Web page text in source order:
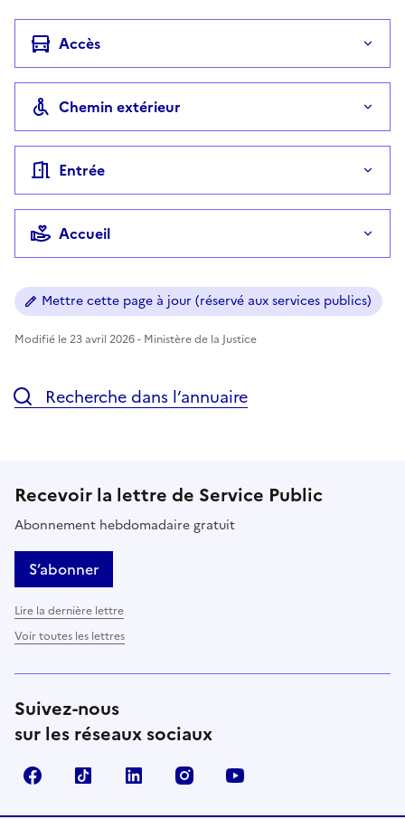
Accès
Chemin extérieur
Entrée
Accueil
Mettre cette page à jour (réservé aux services publics)
Modifié le 23 avril 2026 - Ministère de la Justice
Recherche dans l’annuaire
Recevoir la lettre de Service Public
Abonnement hebdomadaire gratuit
S’abonner
Lire la dernière lettre
Voir toutes les lettres
Suivez-nous
sur les réseaux sociaux
FacebookTikTok LinkedIn Instagram